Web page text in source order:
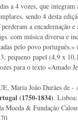
a 4 vozes, que integram
sendo 4 desta
a encadernação e
com música diversa e
pelo povo
pequeno papel (4,9 x
para o texto «Amado
Maria João Durães de -
(1750-1834).
Moeda & Fundação